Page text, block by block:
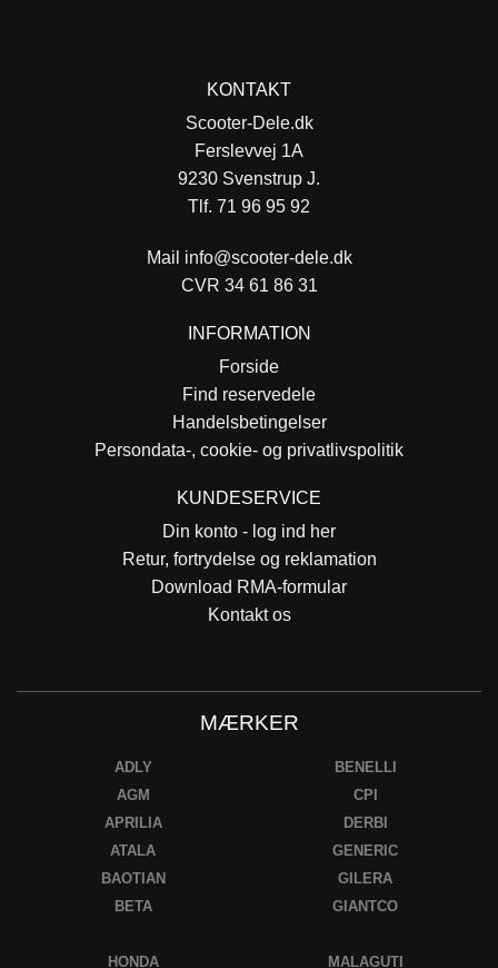
KONTAKT
Scooter-Dele.dk
Ferslevvej 1A
9230 Svenstrup J.
Tlf. 71 96 95 92
Mail info@scooter-dele.dk
CVR 34 61 86 31
INFORMATION
Forside
Find reservedele
Handelsbetingelser
Persondata-, cookie- og privatlivspolitik
KUNDESERVICE
Din konto - log ind her
Retur, fortrydelse og reklamation
Download RMA-formular
Kontakt os
MÆRKER
ADLY
AGM
APRILIA
ATALA
BAOTIAN
BETA
BENELLI
CPI
DERBI
GENERIC
GILERA
GIANTCO
HONDA
MALAGUTI